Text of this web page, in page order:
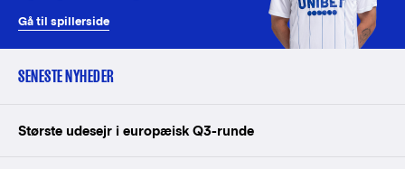
Gå til spillerside
SENESTE NYHEDER
Største udesejr i europæisk Q3-runde